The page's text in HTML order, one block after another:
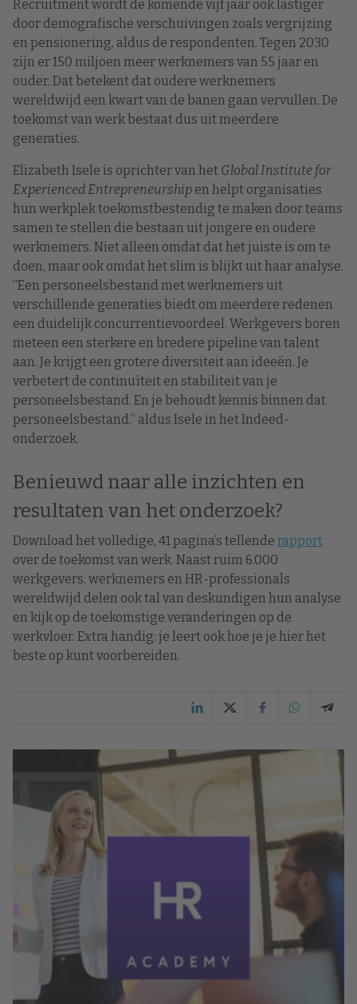
Recruitment wordt de komende vijf jaar ook lastiger
door demografische verschuivingen zoals vergrijzing
en pensionering, aldus de respondenten. Tegen 2030
zijn er 150 miljoen meer werknemers van 55 jaar en
ouder. Dat betekent dat oudere werknemers
wereldwijd een kwart van de banen gaan vervullen. De
toekomst van werk bestaat dus uit meerdere
generaties.
Elizabeth Isele is oprichter van het Global Institute for
Experienced Entrepreneurship en helpt organisaties
hun werkplek toekomstbestendig te maken door teams
samen te stellen die bestaan uit jongere en oudere
werknemers. Niet alleen omdat dat het juiste is om te
doen, maar ook omdat het slim is blijkt uit haar analyse.
“Een personeelsbestand met werknemers uit
verschillende generaties biedt om meerdere redenen
een duidelijk concurrentievoordeel. Werkgevers boren
meteen een sterkere en bredere pipeline van talent
aan. Je krijgt een grotere diversiteit aan ideeën. Je
verbetert de continuïteit en stabiliteit van je
personeelsbestand. En je behoudt kennis binnen dat
personeelsbestand,” aldus Isele in het Indeed-
onderzoek.
Benieuwd naar alle inzichten en
resultaten van het onderzoek?
Download het volledige, 41 pagina’s tellende rapport
over de toekomst van werk. Naast ruim 6.000
werkgevers, werknemers en HR-professionals
wereldwijd delen ook tal van deskundigen hun analyse
en kijk op de toekomstige veranderingen op de
werkvloer. Extra handig: je leert ook hoe je je hier het
beste op kunt voorbereiden.